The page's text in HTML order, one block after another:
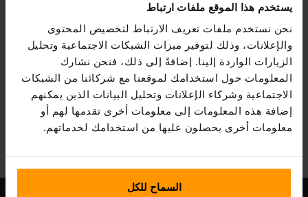
يستخدم هذا الموقع ملفات ارتباط
نحن نستخدم ملفات تعريف الارتباط لتخصيص المحتوى
والإعلانات، وذلك لتوفير ميزات الشبكات الاجتماعية وتحليل
الزيارات الواردة إلينا. إضافةً إلى ذلك، فنحن نشارك
المعلومات حول استخدامك لموقعنا مع شركائنا من الشبكات
الاجتماعية وشركاء الإعلانات وتحليل البيانات الذين يمكنهم
إضافة هذه المعلومات إلى معلومات أخرى تقدمها لهم أو
معلومات أخرى يحصلون عليها من استخدامك لخدماتهم.
السماح للكل
Valheim
استضافة الخادم
All Games